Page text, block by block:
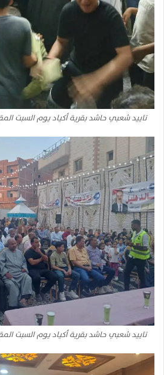
تاييد شعبي حاشد بقرية أكياد يوم السبت
تاييد شعبي حاشد بقرية أكياد يوم السبت